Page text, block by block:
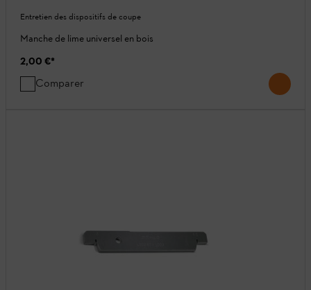
Entretien des dispositifs de coupe
Manche de lime universel en bois
2,00 €*
Comparer